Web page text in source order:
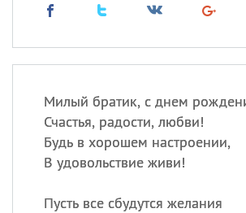
Милый братик, с днем
Счастья, радости, любви!
Будь в хорошем настроении,
В удовольствие живи!
Пусть все сбудутся желания